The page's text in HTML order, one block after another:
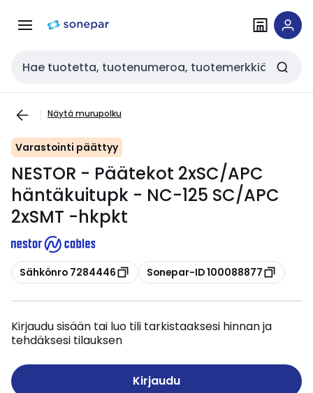
navigointiinsisältöön
Haku
Näytä murupolku
Varastointi päättyy
NESTOR - Päätekot 2xSC/APC
häntäkuitupk - NC-125 SC/APC
2xSMT -hkpkt
Kopioi
Sähkönro 7284446 Kopioi
Sonepar-ID 100088877
Kirjaudu sisään tai luo tili tarkistaaksesi hinnan ja
tehdäksesi tilauksen
Kirjaudu